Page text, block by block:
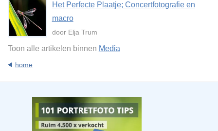
Het Perfecte Plaatje; Concertfotografie en
macro
door Elja Trum
Toon alle artikelen binnen Media
home